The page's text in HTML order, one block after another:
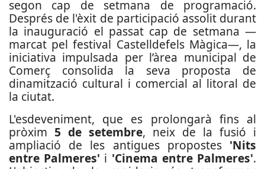
segon cap de setmana de programació.
Després de l'èxit de participació assolit durant
la inauguració el passat cap de setmana —
marcat pel festival Castelldefels Màgica—, la
iniciativa impulsada per l’àrea municipal de
Comerç consolida la seva proposta de
dinamització cultural i comercial al litoral de
la ciutat.
L'esdeveniment, que es prolongarà fins al
pròxim 5 de setembre, neix de la fusió i
ampliació de les antigues propostes 'Nits
entre Palmeres' i 'Cinema entre Palmeres'.